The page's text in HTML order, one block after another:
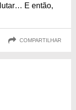
E então,
COMPARTILHAR